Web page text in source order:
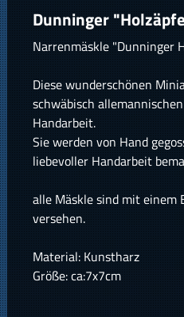
Dunninger
Narrenmäskle "Dunninger
Diese wunderschönen
schwäbisch
Handarbeit.
Sie werden von Hand
liebevoller Handarbeit
alle Mäskle sind mit einem
versehen.
Material: Kunstharz
Größe: ca:7x7cm